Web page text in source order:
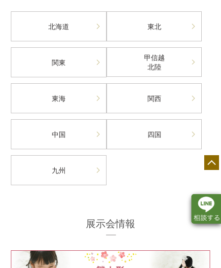
北海道 東北
関東
甲信越
北陸
東海 関西
中国 四国
九州
展示会情報